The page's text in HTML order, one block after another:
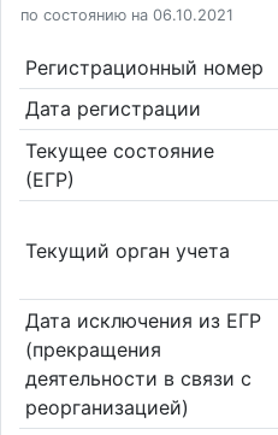
по состоянию на 06.10.2021
Регистрационный номер
Дата регистрации
Текущее состояние
(ЕГР)
Текущий орган учета
Дата исключения из ЕГР
(прекращения
деятельности в связи с
реорганизацией)